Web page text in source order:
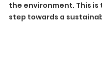
the environment. This is
step towards a